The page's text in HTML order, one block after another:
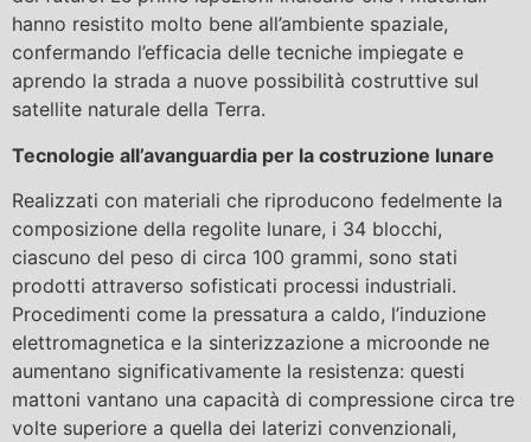
hanno resistito molto bene all’ambiente spaziale,
confermando l’efficacia delle tecniche impiegate e
aprendo la strada a nuove possibilità costruttive sul
satellite naturale della Terra.
Tecnologie all’avanguardia per la costruzione lunare
Realizzati con materiali che riproducono fedelmente la
composizione della regolite lunare, i 34 blocchi,
ciascuno del peso di circa 100 grammi, sono stati
prodotti attraverso sofisticati processi industriali.
Procedimenti come la pressatura a caldo, l’induzione
elettromagnetica e la sinterizzazione a microonde ne
aumentano significativamente la resistenza: questi
mattoni vantano una capacità di compressione circa tre
volte superiore a quella dei laterizi convenzionali,